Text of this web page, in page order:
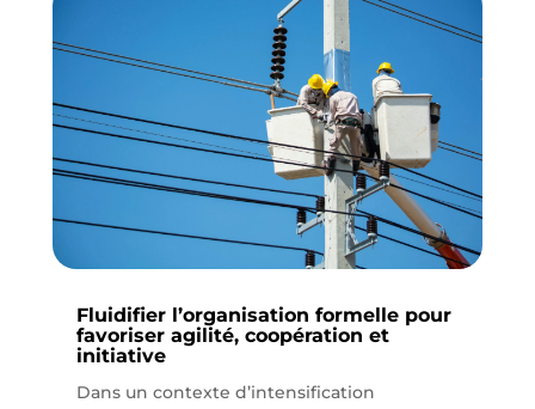
Fluidifier l’organisation formelle pour
favoriser agilité, coopération et
initiative
Dans un contexte d’intensification